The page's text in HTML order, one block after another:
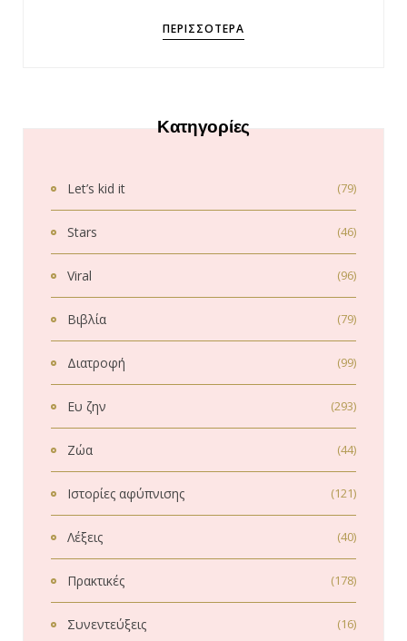
ΠΕΡΙΣΣΌΤΕΡΑ
Κατηγορίες
Let’s kid it (79)
Stars (46)
Viral (96)
Βιβλία (79)
Διατροφή (99)
Ευ ζην (293)
Ζώα (44)
Ιστορίες αφύπνισης (121)
Λέξεις (40)
Πρακτικές (178)
Συνεντεύξεις (16)